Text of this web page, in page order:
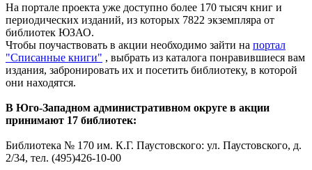
На портале проекта уже доступно более 170 тысяч книг и
периодических изданий, из которых 7822 экземпляра от
библиотек ЮЗАО.
Чтобы поучаствовать в акции необходимо зайти на портал
"Списанные книги" , выбрать из каталога понравившиеся вам
издания, забронировать их и посетить библиотеку, в которой
они находятся.
В Юго-Западном административном округе в акции
принимают 17 библиотек:
Библиотека № 170 им. К.Г. Паустовского: ул. Паустовского, д.
2/34, тел. (495)426-10-00